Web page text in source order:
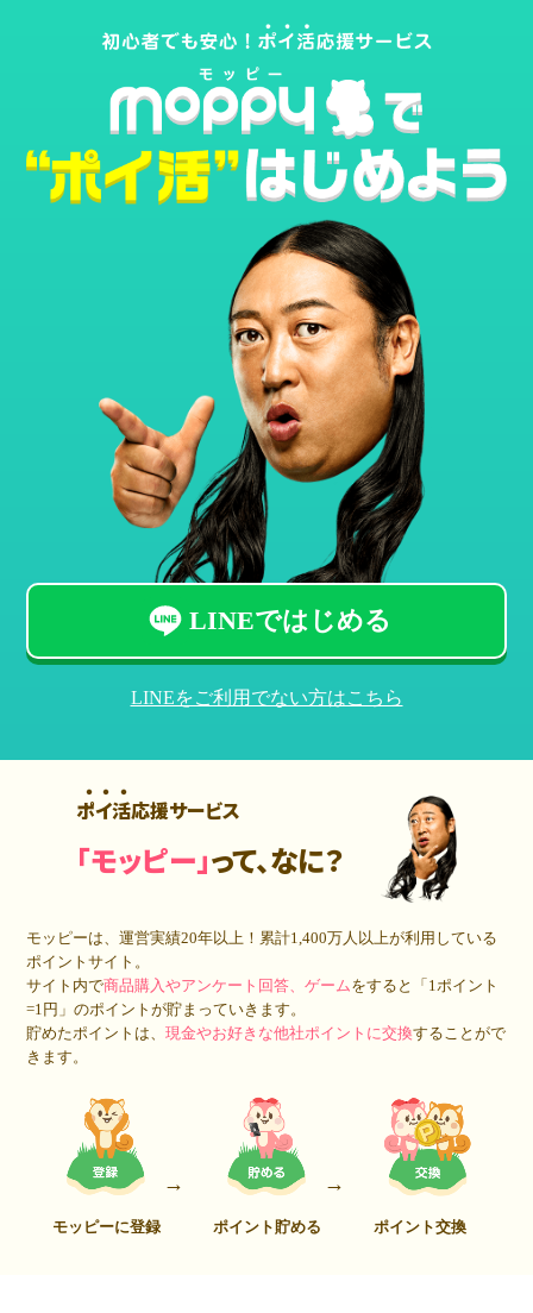
LINEではじめる
LINEをご利用でない方はこちら
ポイ活応援サービス
「モッピー」って、なに？
モッピーは、運営実績20年以上！累計1,400万人 以上が利用している
ポイントサイト。
サイト内で商品購入やアンケート回答、ゲームをすると「1ポイント
=1円」のポイントが貯まっていきます。
貯めたポイントは、現金やお好きな他社ポイントに交換することがで
きます。
モッピーに登録 ポイント貯める ポイント交換